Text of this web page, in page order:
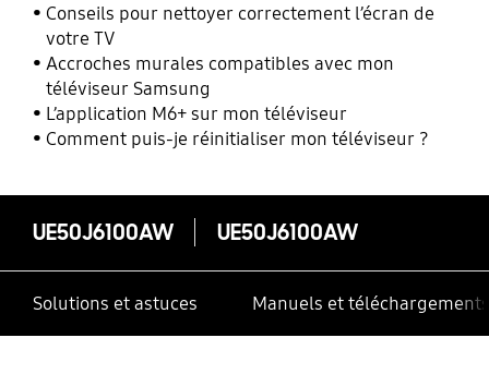
Conseils pour nettoyer correctement l’écran de
votre TV
Accroches murales compatibles avec mon
téléviseur Samsung
L’application M6+ sur mon téléviseur
Comment puis-je réinitialiser mon téléviseur ?
UE50J6100AW UE50J6100AW
Solutions et astuces Manuels et téléchargements